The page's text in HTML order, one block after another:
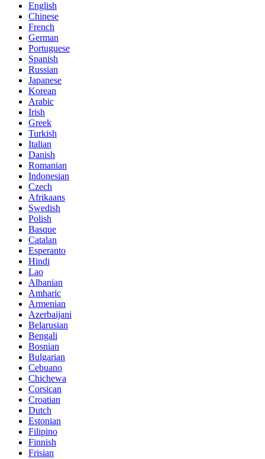
English
Chinese
French
German
Portuguese
Spanish
Russian
Japanese
Korean
Arabic
Irish
Greek
Turkish
Italian
Danish
Romanian
Indonesian
Czech
Afrikaans
Swedish
Polish
Basque
Catalan
Esperanto
Hindi
Lao
Albanian
Amharic
Armenian
Azerbaijani
Belarusian
Bengali
Bosnian
Bulgarian
Cebuano
Chichewa
Corsican
Croatian
Dutch
Estonian
Filipino
Finnish
Frisian